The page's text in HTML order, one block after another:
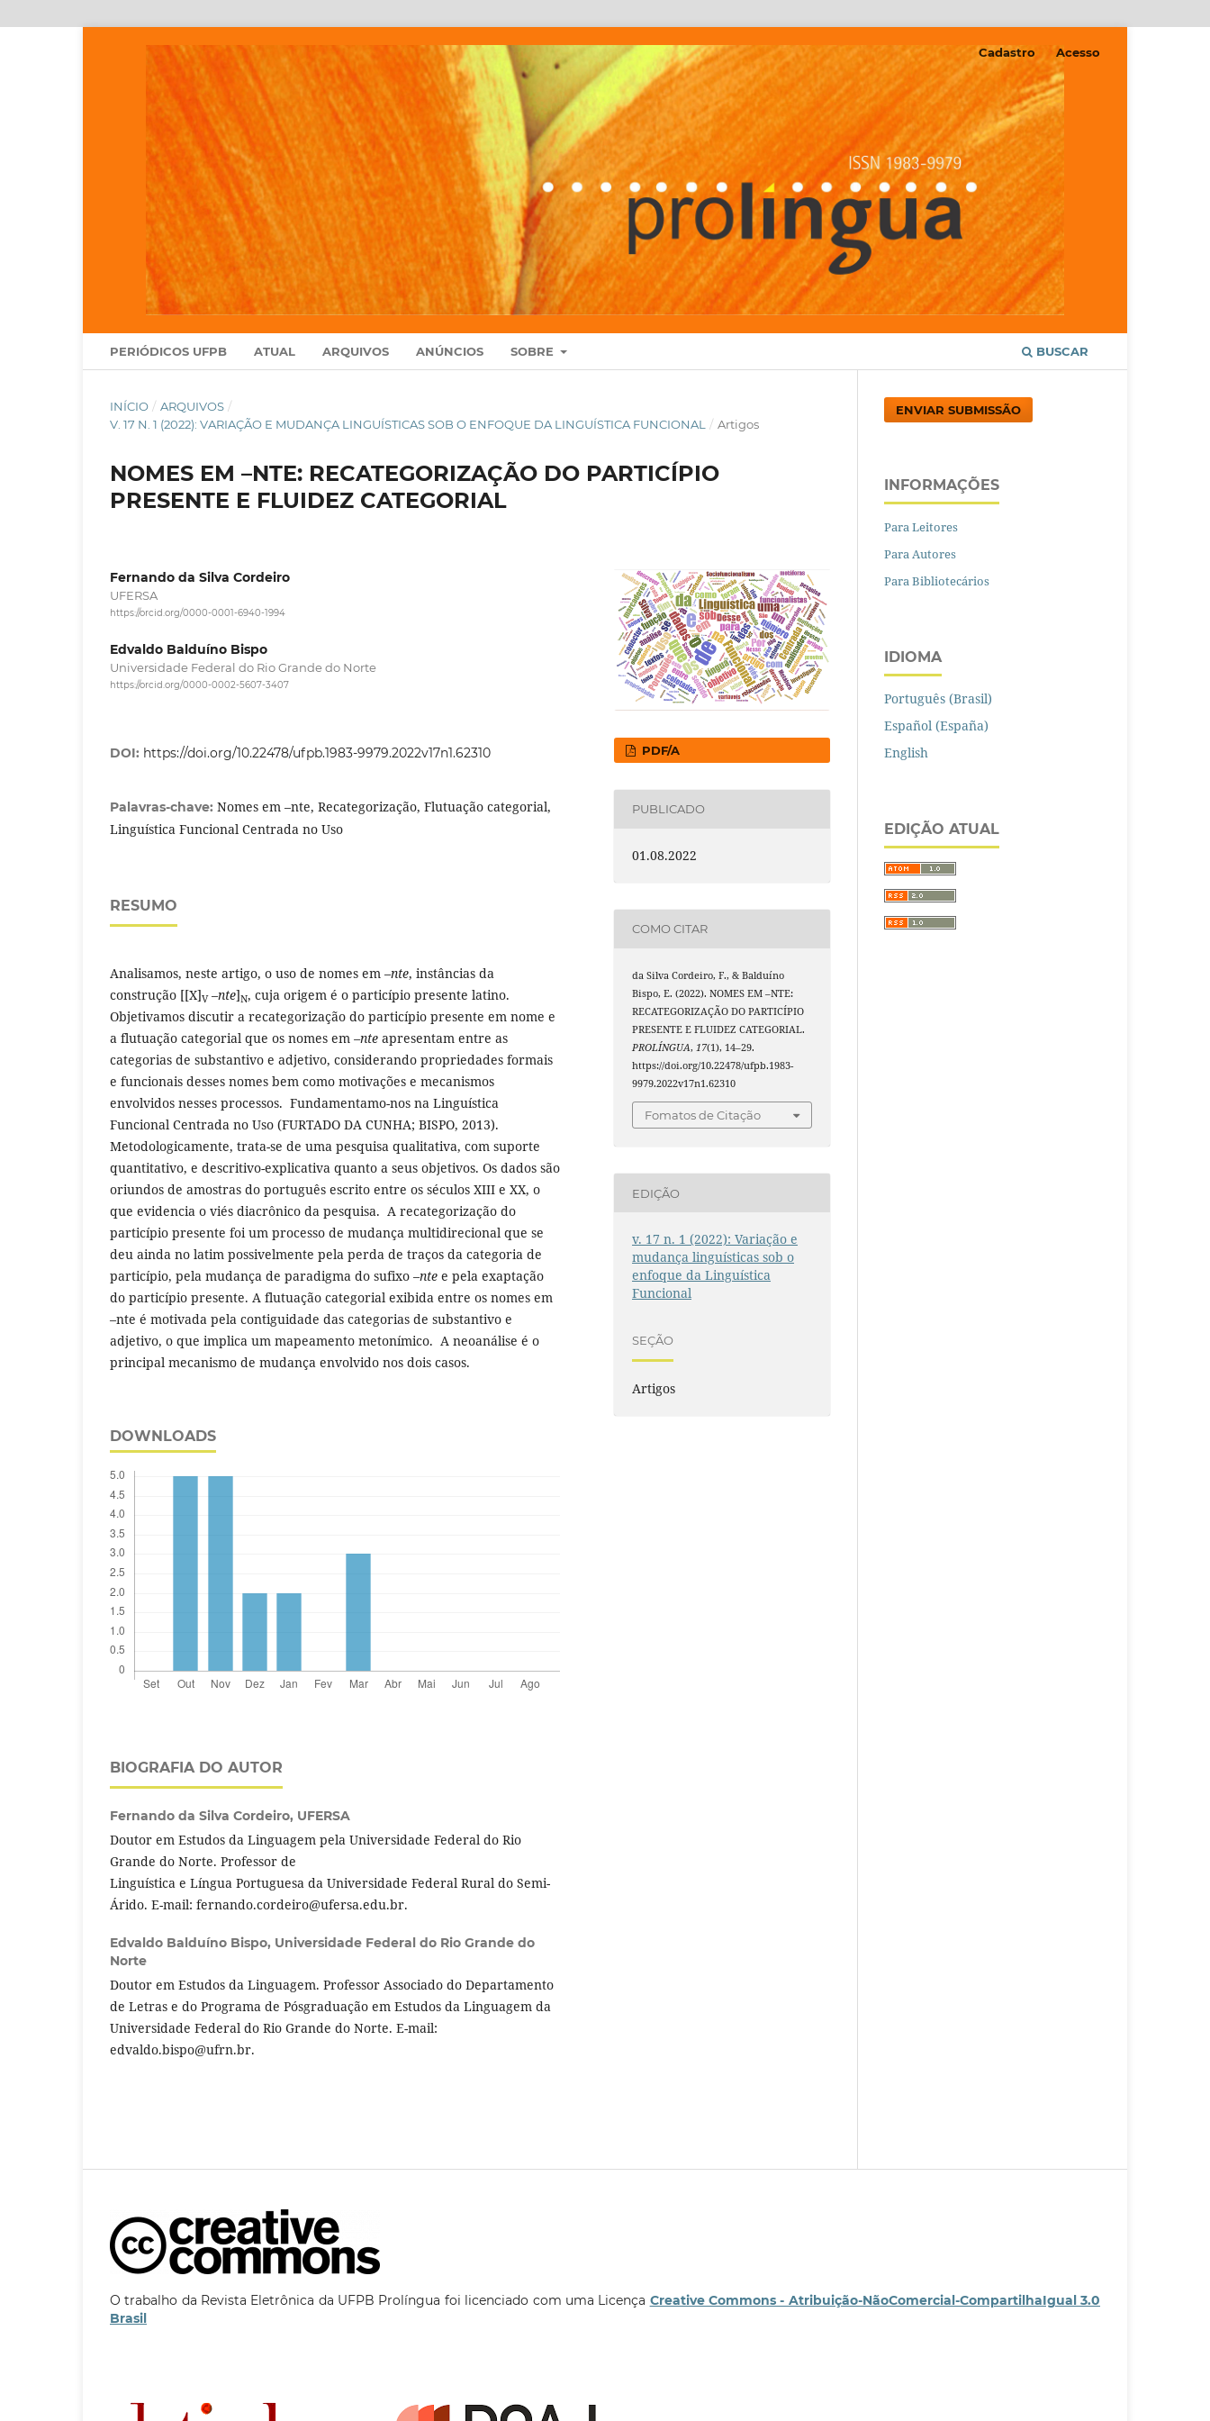
PERIÓDICOS UFPB ATUAL ARQUIVOS ANÚNCIOS SOBRE BUSCAR
Cadastro Acesso
INÍCIO / ARQUIVOS /
V. 17 N. 1 (2022): VARIAÇÃO E MUDANÇA LINGUÍSTICAS SOB O ENFOQUE DA LINGUÍSTICA FUNCIONAL
/ Artigos
NOMES EM –NTE: RECATEGORIZAÇÃO DO PARTICÍPIO
PRESENTE E FLUIDEZ CATEGORIAL
Fernando da Silva Cordeiro
UFERSA
https://orcid.org/0000-0001-6940-1994
Edvaldo Balduíno Bispo
Universidade Federal do Rio Grande do Norte
https://orcid.org/0000-0002-5607-3407
DOI: https://doi.org/10.22478/ufpb.1983-9979.2022v17n1.62310
Palavras-chave: Nomes em –nte, Recategorização, Flutuação categorial,
Linguística Funcional Centrada no Uso
RESUMO
Analisamos, neste artigo, o uso de nomes em –nte, instâncias da
construção [[X]V–nte]N, cuja origem é o particípio presente latino.
Objetivamos discutir a recategorização do particípio presente em nome e
a flutuação categorial que os nomes em –nte apresentam entre as
categorias de substantivo e adjetivo, considerando propriedades formais
e funcionais desses nomes bem como motivações e mecanismos
envolvidos nesses processos. Fundamentamo-nos na Linguística
Funcional Centrada no Uso (FURTADO DA CUNHA; BISPO, 2013).
Metodologicamente, trata-se de uma pesquisa qualitativa, com suporte
quantitativo, e descritivo-explicativa quanto a seus objetivos. Os dados são
oriundos de amostras do português escrito entre os séculos XIII e XX, o
que evidencia o viés diacrônico da pesquisa. A recategorização do
particípio presente foi um processo de mudança multidirecional que se
deu ainda no latim possivelmente pela perda de traços da categoria de
particípio, pela mudança de paradigma do sufixo –nte e pela exaptação
do particípio presente. A flutuação categorial exibida entre os nomes em
–nte é motivada pela contiguidade das categorias de substantivo e
adjetivo, o que implica um mapeamento metonímico. A neoanálise é o
principal mecanismo de mudança envolvido nos dois casos.
DOWNLOADS
BIOGRAFIA DO AUTOR
Fernando da Silva Cordeiro, UFERSA
Doutor em Estudos da Linguagem pela Universidade Federal do Rio
Grande do Norte. Professor de
Linguística e Língua Portuguesa da Universidade Federal Rural do Semi-
Árido. E-mail: fernando.cordeiro@ufersa.edu.br.
Edvaldo Balduíno Bispo, Universidade Federal do Rio Grande do
Norte
Doutor em Estudos da Linguagem. Professor Associado do Departamento
de Letras e do Programa de Pósgraduação em Estudos da Linguagem da
Universidade Federal do Rio Grande do Norte. E-mail:
edvaldo.bispo@ufrn.br.
PDF/A
PUBLICADO
01.08.2022
COMO CITAR
da Silva Cordeiro, F., & Balduíno
Bispo, E. (2022). NOMES EM –NTE:
RECATEGORIZAÇÃO DO PARTICÍPIO
PRESENTE E FLUIDEZ CATEGORIAL.
PROLÍNGUA, 17(1), 14–29.
https://doi.org/10.22478/ufpb.1983-
9979.2022v17n1.62310
Fomatos de Citação
EDIÇÃO
v. 17 n. 1 (2022): Variação e
mudança linguísticas sob o
enfoque da Linguística
Funcional
SEÇÃO
Artigos
ENVIAR SUBMISSÃO
INFORMAÇÕES
Para Leitores
Para Autores
Para Bibliotecários
IDIOMA
Português (Brasil)
Español (España)
English
EDIÇÃO ATUAL
O trabalho da Revista Eletrônica da UFPB Prolíngua foi licenciado com uma Licença Creative Commons - Atribuição-NãoComercial-CompartilhaIgual 3.0
Brasil